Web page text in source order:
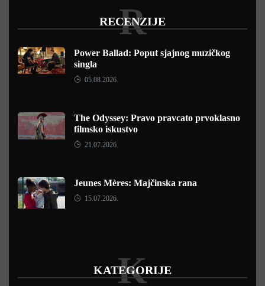
RECENZIJE
R
Power Ballad: Poput sjajnog muzičkog
singla
05.08.2026.
The Odyssey: Pravo pravcato prvoklasno
filmsko iskustvo
21.07.2026.
Jeunes Mères: Majčinska rana
15.07.2026.
KATEGORIJE
K